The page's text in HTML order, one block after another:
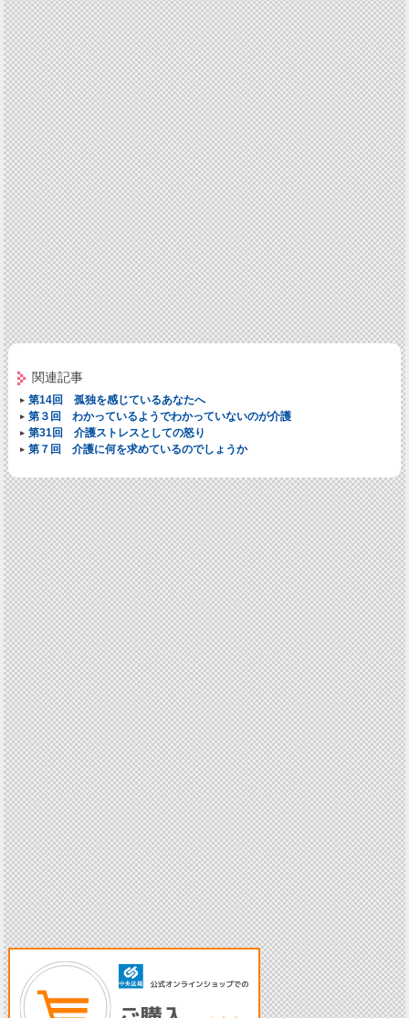
関連記事
第14回 孤独を感じているあなたへ
第３回 わかっているようでわかっていないのが介護
第31回 介護ストレスとしての怒り
第７回 介護に何を求めているのでしょうか